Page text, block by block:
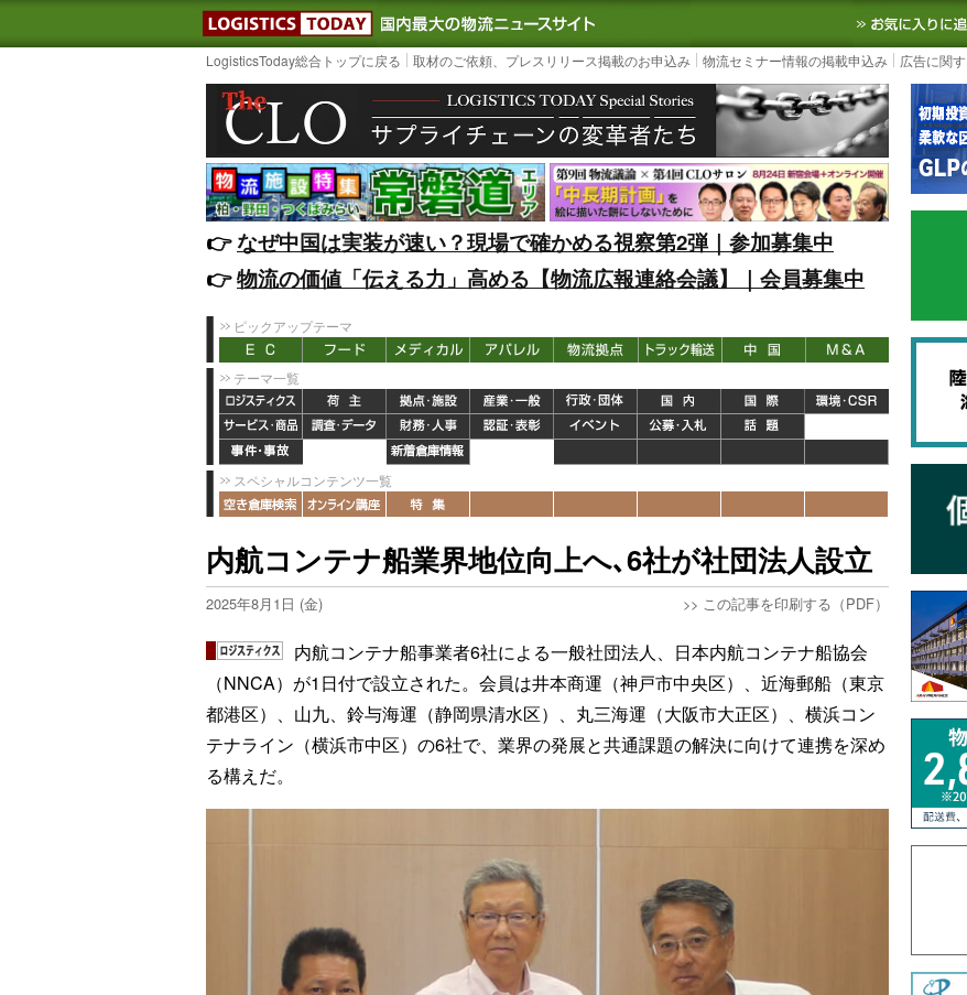
LOGISTICS TODAY｜国内最大の物流ニュースサイト3PL, SCMなど国内外の最新の
LogisticsToday総合トップに戻る 取材のご依頼、プレスリリース掲載のお申込み 物流セミナー情報の掲載申込み 広告に関
👉️なぜ中国は実装が速い？現場で確かめる視察第2弾｜参加募集中
👉️物流の価値「伝える力」高める【物流広報連絡会議】｜会員募集中
ピックアップテーマ
テーマ一覧
スペシャルコンテンツ一覧
内航コンテナ船業界地位向上へ､6社が社団法人設立
2025年8月1日 (金) >> この記事を印刷する（PDF）
内航コンテナ船事業者6社による一般社団法人、日本内航コンテナ船協会
（NNCA）が1日付で設立された。会員は井本商運（神戸市中央区）、近海郵船（東京
都港区）、山九、鈴与海運（静岡県清水区）、丸三海運（大阪市大正区）、横浜コン
テナライン（横浜市中区）の6社で、業界の発展と共通課題の解決に向けて連携を深め
る構えだ。